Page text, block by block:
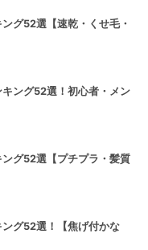
グ52選【速乾・くせ毛・
ング52選！初心者・メン
グ52選【プチプラ・髪質
グ52選！【焦げ付かな